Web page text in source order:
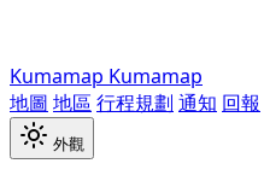
Kumamap Kumamap
地圖 地區 行程規劃 通知 回報
外觀